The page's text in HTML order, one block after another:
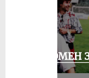
СПОМЕН